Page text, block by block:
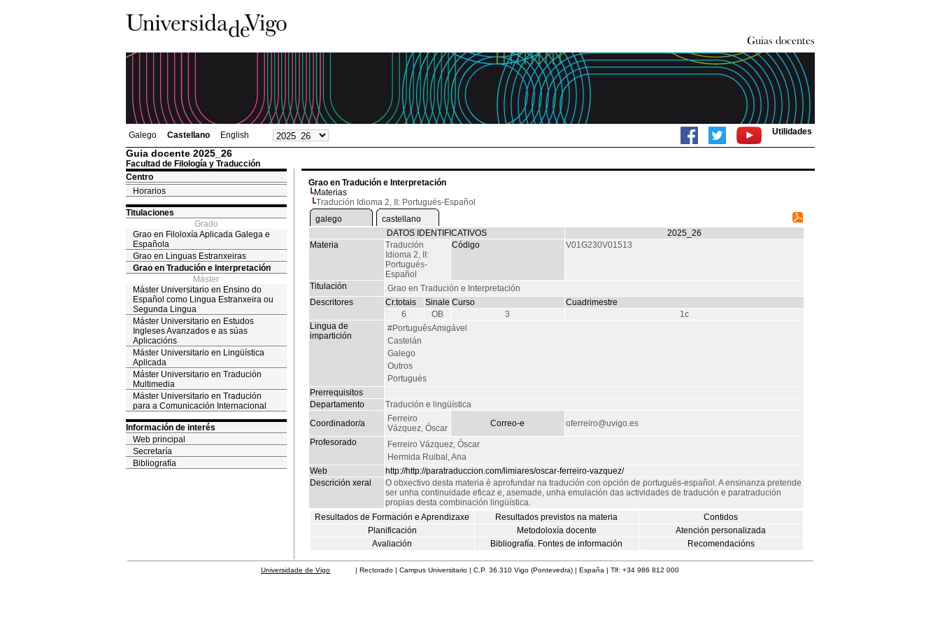
Galego Castellano English Utilidades
Guia docente 2025_26
Facultad de Filología y Traducción
Centro
Horarios
Titulaciones
Grado
Grao en Filoloxía Aplicada Galega e
Española
Grao en Linguas Estranxeiras
Grao en Tradución e Interpretación
Máster
Máster Universitario en Ensino do
Español como Lingua Estranxeira ou
Segunda Lingua
Máster Universitario en Estudos
Ingleses Avanzados e as súas
Aplicacións
Máster Universitario en Lingüística
Aplicada
Máster Universitario en Tradución
Multimedia
Máster Universitario en Tradución
para a Comunicación Internacional
Información de interés
Web principal
Secretaría
Bibliografía
Grao en Tradución e Interpretación
Materias
Tradución Idioma 2, II: Portugués-Español
galego
castellano
DATOS IDENTIFICATIVOS
2025_26
Materia
Tradución
Idioma 2, II:
Portugués-
Español
Código V01G230V01513
Titulación
Grao en Tradución e Interpretación
Descritores
Cr.totais Sinale Curso
Cuadrimestre
6
OB 3
1c
Lingua de
impartición
#PortuguêsAmigável
Castelán
Galego
Outros
Portugués
Prerrequisitos
Departamento
Tradución e lingüística
Coordinador/a
Ferreiro
Vázquez, Óscar
Correo-e
oferreiro@uvigo.es
Profesorado
Ferreiro Vázquez, Óscar
Hermida Ruibal, Ana
Web
http://http://paratraduccion.com/limiares/oscar-ferreiro-vazquez/
Descrición xeral
O obxectivo desta materia é aprofundar na tradución con opción de portugués-español. A ensinanza pretende
ser unha continuidade eficaz e, asemade, unha emulación das actividades de tradución e paratradución
propias desta combinación lingüística.
Resultados de Formación e Aprendizaxe
Resultados previstos na materia
Contidos
Planificación
Metodoloxía docente
Atención personalizada
Avaliación
Bibliografía. Fontes de información Recomendacións
Universidade de Vigo | Rectorado | Campus Universitario | C.P. 36.310 Vigo (Pontevedra) | España | Tlf: +34 986 812 000